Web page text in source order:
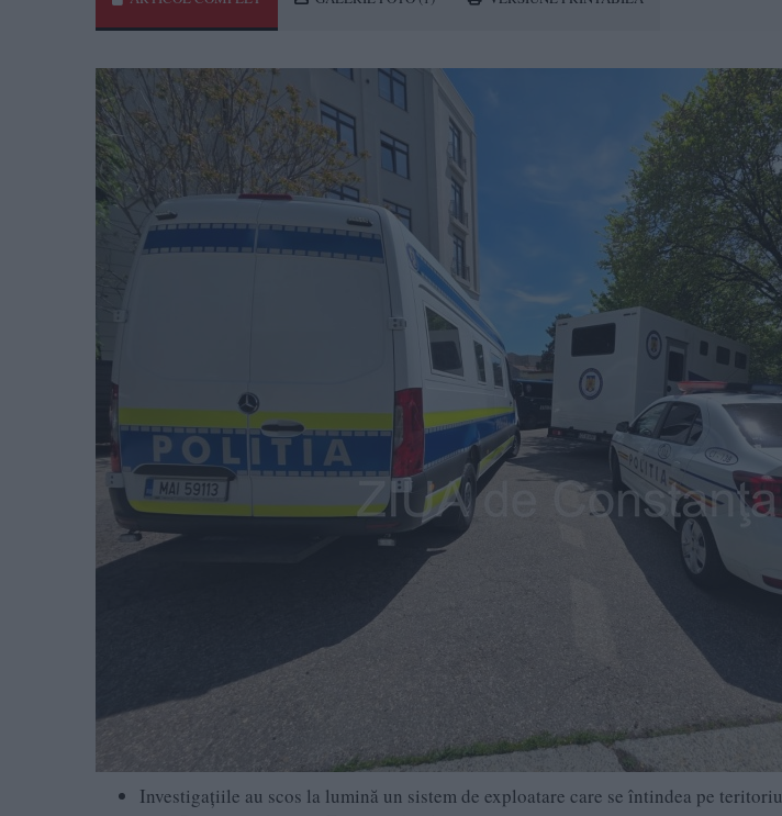
Investigațiile au scos la lumină un sistem de exploatare care se întindea pe